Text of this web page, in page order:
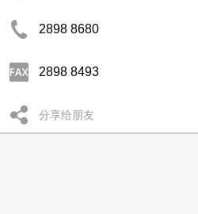
2898 8680
2898 8493
分享给朋友